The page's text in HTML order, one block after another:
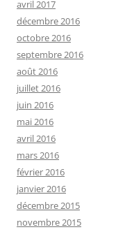
avril 2017
décembre 2016
octobre 2016
septembre 2016
août 2016
juillet 2016
juin 2016
mai 2016
avril 2016
mars 2016
février 2016
janvier 2016
décembre 2015
novembre 2015